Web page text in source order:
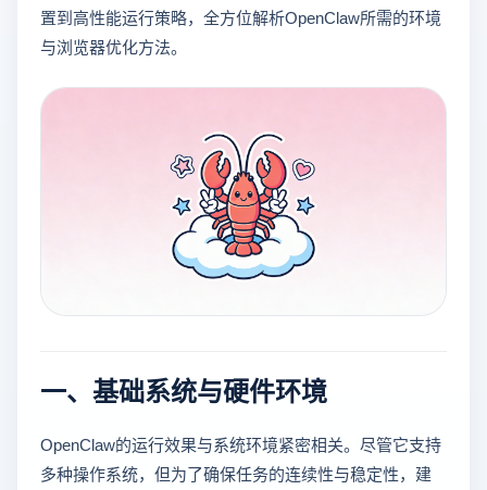
置到高性能运行策略，全方位解析OpenClaw所需的环境
与浏览器优化方法。
一、基础系统与硬件环境
OpenClaw的运行效果与系统环境紧密相关。尽管它支持
多种操作系统，但为了确保任务的连续性与稳定性，建